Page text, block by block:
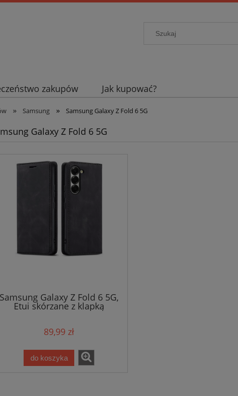
zakupów Jak kupować?
» Samsung » Samsung Galaxy Z Fold 6 5G
Galaxy Z Fold 6 5G
Samsung Galaxy Z Fold 6 5G,
Etui skórzane z klapką
magnetyczne 100% skóra
89,99 zł
do koszyka